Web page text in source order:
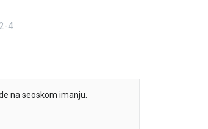
4
na seoskom imanju.